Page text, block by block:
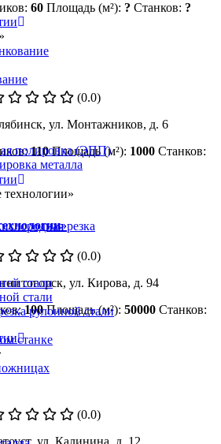
полировка (ЭПП)
металла
резка
стали
стали
рулонной стали
станке
60 Площадь (м²): ? Станков: ?
(0.0)
ул. Монтажников, д. 6
110 Площадь (м²): 1000 Станков:
(0.0)
ул. Кирова, д. 94
100 Площадь (м²): 50000 Станков:
(0.0)
ул. Калинина, д. 12